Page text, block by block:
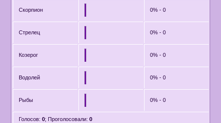
Скорпион 0% - 0
Стрелец 0% - 0
Козерог 0% - 0
Водолей 0% - 0
Рыбы 0% - 0
Голосов: 0; Проголосовали: 0